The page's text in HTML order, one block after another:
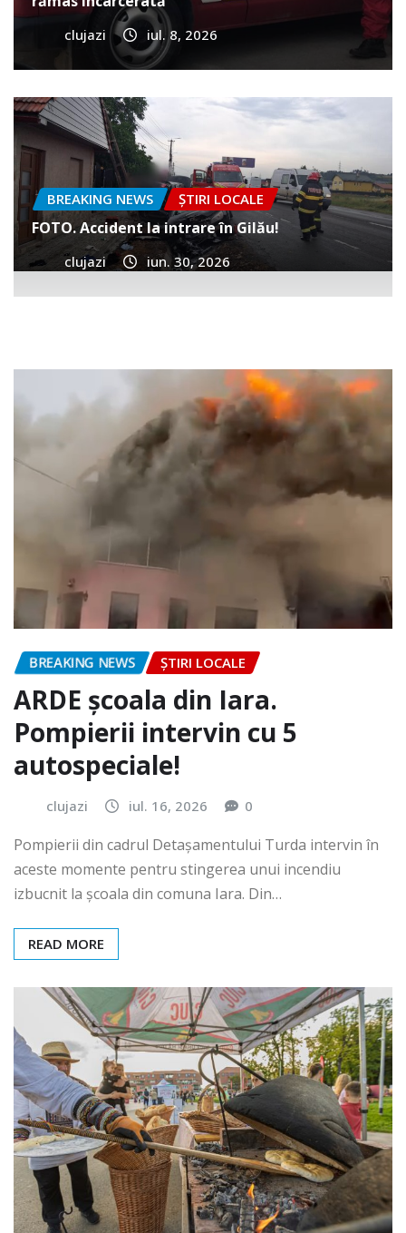
clujazi iul. 8, 2026
BREAKING NEWS ȘTIRI LOCALE
FOTO. Accident la intrare în Gilău!
clujazi iun. 30, 2026
BREAKING NEWS ȘTIRI LOCALE
ARDE școala din Iara.
Pompierii intervin cu 5
autospeciale!
clujazi iul. 16, 2026 0
Pompierii din cadrul Detașamentului Turda intervin în
aceste momente pentru stingerea unui incendiu
izbucnit la școala din comuna Iara. Din…
READ MORE